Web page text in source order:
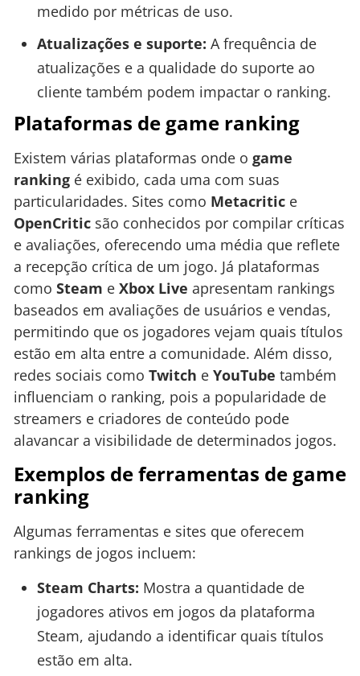
medido por métricas de uso.
Atualizações e suporte: A frequência de
atualizações e a qualidade do suporte ao
cliente também podem impactar o ranking.
Plataformas de game ranking
Existem várias plataformas onde o game
ranking é exibido, cada uma com suas
particularidades. Sites como Metacritic e
OpenCritic são conhecidos por compilar críticas
e avaliações, oferecendo uma média que reflete
a recepção crítica de um jogo. Já plataformas
como Steam e Xbox Live apresentam rankings
baseados em avaliações de usuários e vendas,
permitindo que os jogadores vejam quais títulos
estão em alta entre a comunidade. Além disso,
redes sociais como Twitch e YouTube também
influenciam o ranking, pois a popularidade de
streamers e criadores de conteúdo pode
alavancar a visibilidade de determinados jogos.
Exemplos de ferramentas de game
ranking
Algumas ferramentas e sites que oferecem
rankings de jogos incluem:
Steam Charts: Mostra a quantidade de
jogadores ativos em jogos da plataforma
Steam, ajudando a identificar quais títulos
estão em alta.